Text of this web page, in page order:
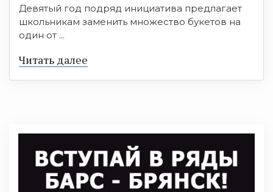
Девятый год подряд инициатива предлагает
школьникам заменить множество букетов на
один от ...
Читать далее